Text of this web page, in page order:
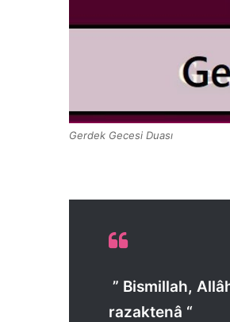
Gerdek Gecesi Duası
” Bismillah,
razaktenâ “